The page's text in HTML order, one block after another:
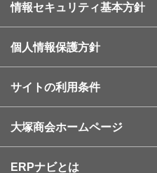
情報セキュリティ基本方針
個人情報保護方針
サイトの利用条件
大塚商会ホームページ
ERPナビとは